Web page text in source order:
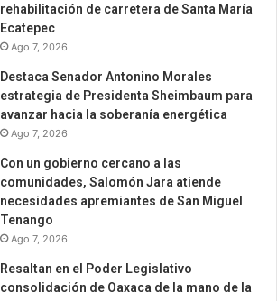
rehabilitación de carretera de Santa María
Ecatepec
Ago 7, 2026
Destaca Senador Antonino Morales
estrategia de Presidenta Sheimbaum para
avanzar hacia la soberanía energética
Ago 7, 2026
Con un gobierno cercano a las
comunidades, Salomón Jara atiende
necesidades apremiantes de San Miguel
Tenango
Ago 7, 2026
Resaltan en el Poder Legislativo
consolidación de Oaxaca de la mano de la